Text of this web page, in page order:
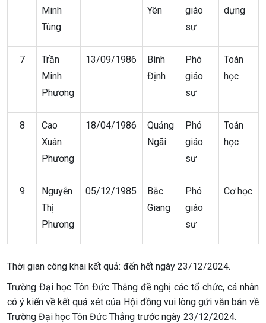
Minh
Tùng
Yên
giáo
sư
dựng
7
Trần
Minh
Phương
13/09/1986
Bình
Định
Phó
giáo
sư
Toán
học
8
Cao
Xuân
Phương
18/04/1986
Quảng
Ngãi
Phó
giáo
sư
Toán
học
9
Nguyễn
Thị
Phương
05/12/1985
Bắc
Giang
Phó
giáo
sư
Cơ học
Thời gian công khai kết quả: đến hết ngày 23/12/2024.
Trường Đại học Tôn Đức Thắng đề nghị các tổ chức, cá nhân
có ý kiến về kết quả xét của Hội đồng vui lòng gửi văn bản về
Trường Đại học Tôn Đức Thắng trước ngày 23/12/2024.